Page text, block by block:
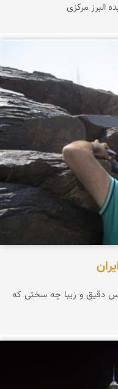
البرز مرکزی
پژوهشگران برای به دست آوردن یک عکس دقیق و زیبا چه سختی که